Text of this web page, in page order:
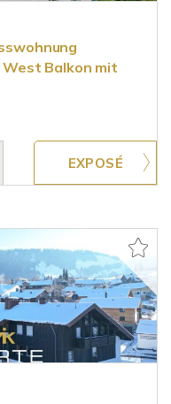
West Balkon mit